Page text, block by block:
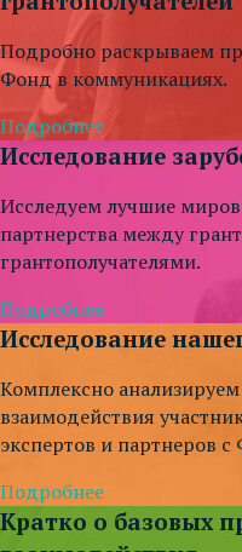
Подробно раскрываем
Фонд в коммуникациях.
Подробнее
Исследование
Исследуем лучшие
партнерства между
грантополучателями.
Подробнее
Исследование
Комплексно
взаимодействия
экспертов и партнеров
Подробнее
Кратко о базовых